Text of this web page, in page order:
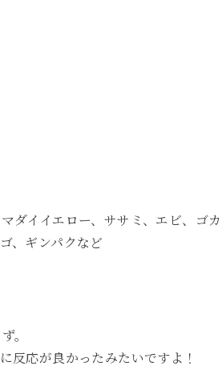
ダイイエロー、ササミ、エビ、ゴカ
、ギンパクなど
。
反応が良かったみたいですよ！